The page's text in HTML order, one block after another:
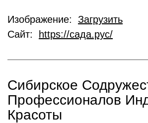
Изображение: Загрузить
Сайт:
https://сада.рус/
Сибирское
Профессионалов
Красоты